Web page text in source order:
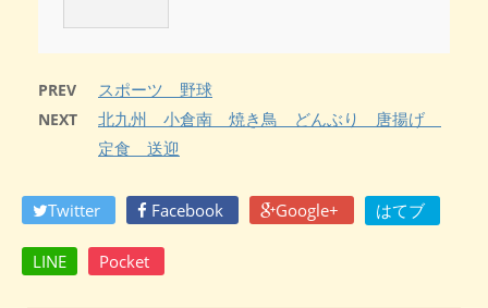
PREV スポーツ 野球
NEXT
北九州 小倉南 焼き鳥 どんぶり 唐揚げ
定食 送迎
Twitter Facebook Google+ はてブ
LINE Pocket